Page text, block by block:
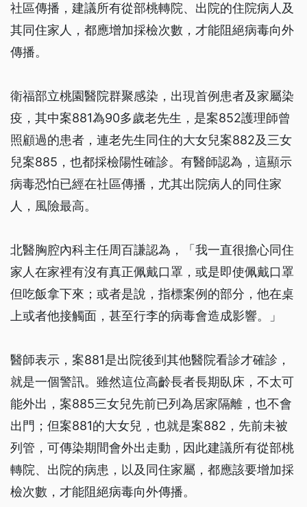
社區傳播，建議所有從部桃轉院、出院的住院病人及
其同住家人，都應增加採檢次數，才能阻絕病毒向外
傳播。
衛福部立桃園醫院群聚感染，出現首例患者及家屬染
疫，其中案881為90多歲老先生，是案852護理師曾
照顧過的患者，連老先生同住的大女兒案882及三女
兒案885，也都採檢陽性確診。有醫師認為，這顯示
病毒恐怕已經在社區傳播，尤其出院病人的同住家
人，風險最高。
北醫胸腔內科主任周百謙認為，「我一直很擔心同住
家人在家裡有沒有真正佩戴口罩，或是即使佩戴口罩
但吃飯拿下來；或者是說，指標案例的部分，他在桌
上或者他接觸面，甚至行李的病毒會造成影響。」
醫師表示，案881是出院後到其他醫院看診才確診，
就是一個警訊。雖然這位高齡長者長期臥床，不太可
能外出，案885三女兒先前已列為居家隔離，也不會
出門；但案881的大女兒，也就是案882，先前未被
列管，可傳染期間會外出走動，因此建議所有從部桃
轉院、出院的病患，以及同住家屬，都應該要增加採
檢次數，才能阻絕病毒向外傳播。